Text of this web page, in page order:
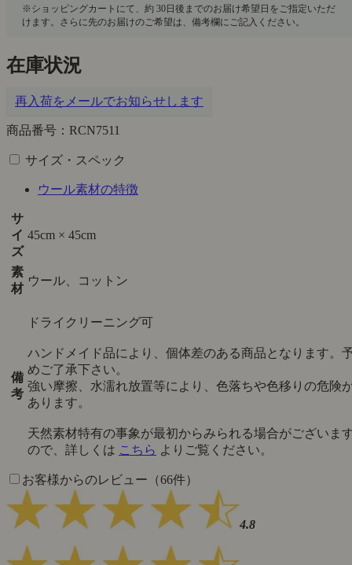
在庫状況
再入荷をメールでお知らせします
商品番号：RCN7511
サイズ・スペック
ウール素材の特徴
サ
イ
ズ
45cm × 45cm
素
材
ウール、コットン
備
考
ドライクリーニング可
ハンドメイド品により、個体差のある商品となります。
めご了承下さい。
強い摩擦、水濡れ放置等により、色落ちや色移りの危険
あります。
天然素材特有の事象が最初からみられる場合がございま
ので、詳しくは こちら よりご覧ください。
お客様からのレビュー（66件）
4.8